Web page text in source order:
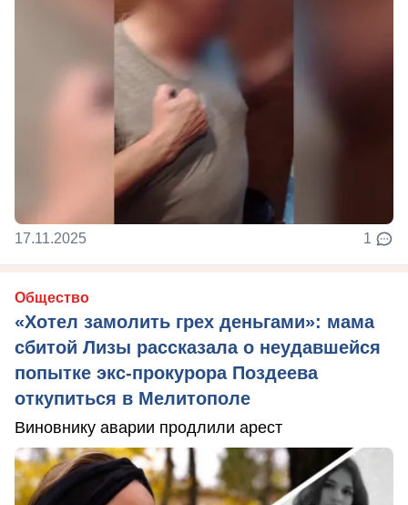
17.11.2025 1
Общество
«Хотел замолить грех деньгами»: мама
сбитой Лизы рассказала о неудавшейся
попытке экс-прокурора Поздеева
откупиться в Мелитополе
Виновнику аварии продлили арест